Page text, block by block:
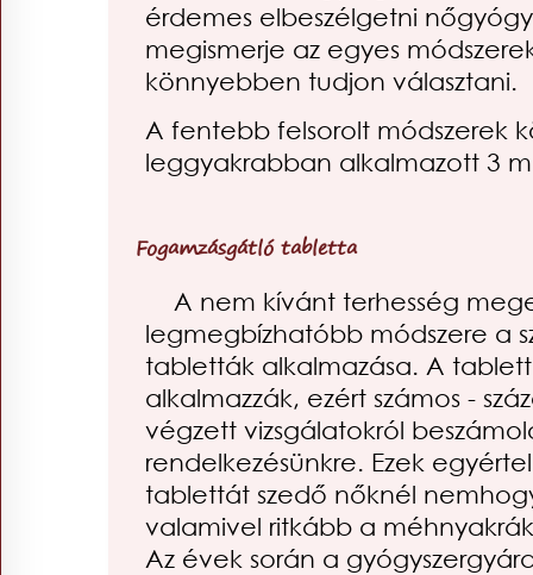
érdemes elbeszélgetni
megismerje az egyes
könnyebben tudjon választani.
A fentebb felsorolt módszerek
leggyakrabban alkalmazott 3
Fogamzásgátló tabletta
A nem kívánt terhesség
legmegbízhatóbb módszere a
tabletták alkalmazása. A
alkalmazzák, ezért számos -
végzett vizsgálatokról
rendelkezésünkre. Ezek
tablettát szedő nőknél
valamivel ritkább a
Az évek során a